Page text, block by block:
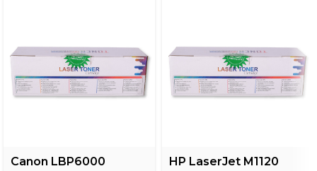
Canon LBP6000
HP LaserJet M1120